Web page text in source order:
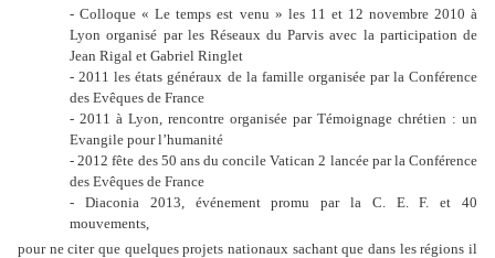
- Colloque « Le temps est venu » les 11 et 12 novembre 2010 à
Lyon organisé par les Réseaux du Parvis avec la participation de
Jean Rigal et Gabriel Ringlet
- 2011 les états généraux de la famille organisée par la Conférence
des Evêques de France
- 2011 à Lyon, rencontre organisée par Témoignage chrétien : un
Evangile pour l’humanité
- 2012 fête des 50 ans du concile Vatican 2 lancée par la Conférence
des Evêques de France
- Diaconia 2013, événement promu par la C. E. F. et 40
mouvements,
pour ne citer que quelques projets nationaux sachant que dans les régions il